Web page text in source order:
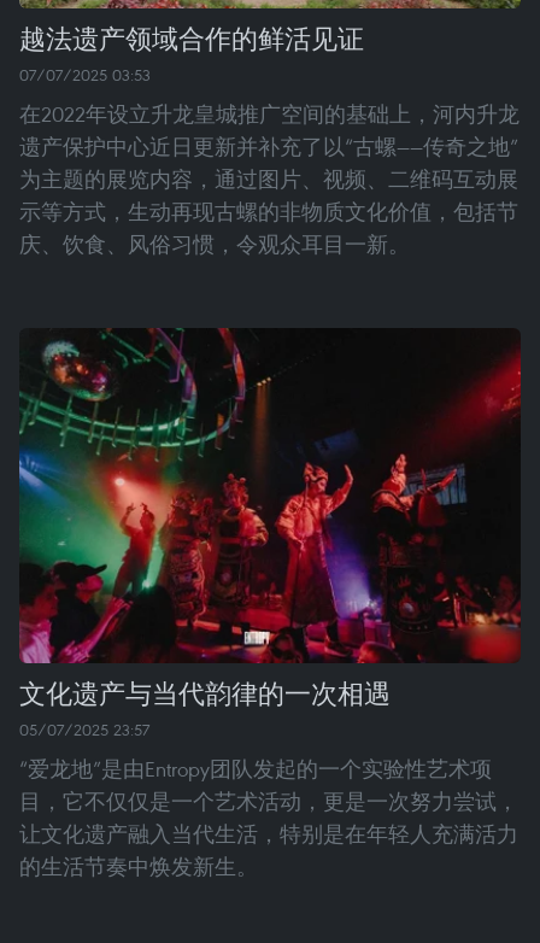
越法遗产领域合作的鲜活见证
07/07/2025 03:53
在2022年设立升龙皇城推广空间的基础上，河内升龙
遗产保护中心近日更新并补充了以“古螺——传奇之地”
为主题的展览内容，通过图片、视频、二维码互动展
示等方式，生动再现古螺的非物质文化价值，包括节
庆、饮食、风俗习惯，令观众耳目一新。
文化遗产与当代韵律的一次相遇
05/07/2025 23:57
“爱龙地”是由Entropy团队发起的一个实验性艺术项
目，它不仅仅是一个艺术活动，更是一次努力尝试，
让文化遗产融入当代生活，特别是在年轻人充满活力
的生活节奏中焕发新生。